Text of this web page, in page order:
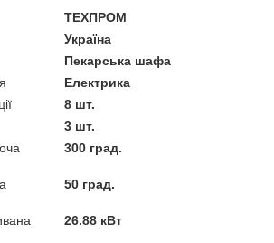
ТЕХПРОМ
Україна
Пекарська шафа
Електрика
8 шт.
3 шт.
300 град.
50 град.
26.88 кВт